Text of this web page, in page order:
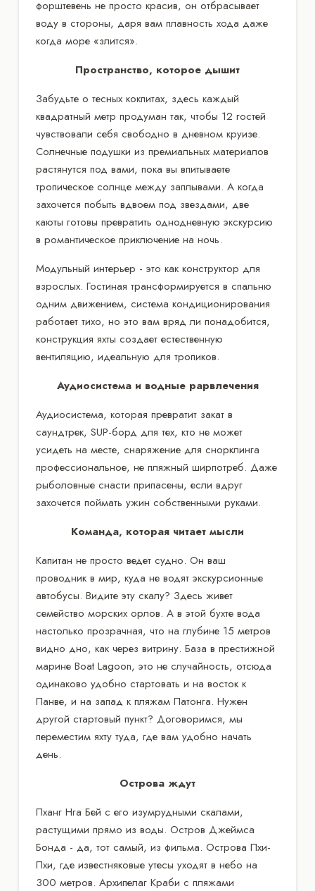
форштевень не просто красив, он отбрасывает
воду в стороны, даря вам плавность хода даже
когда море «злится».
Пространство, которое дышит
Забудьте о тесных кокпитах, здесь каждый
квадратный метр продуман так, чтобы 12 гостей
чувствовали себя свободно в дневном круизе.
Солнечные подушки из премиальных материалов
растянутся под вами, пока вы впитываете
тропическое солнце между заплывами. А когда
захочется побыть вдвоем под звездами, две
каюты готовы превратить однодневную экскурсию
в романтическое приключение на ночь.
Модульный интерьер - это как конструктор для
взрослых. Гостиная трансформируется в спальню
одним движением, система кондиционирования
работает тихо, но это вам вряд ли понадобится,
конструкция яхты создает естественную
вентиляцию, идеальную для тропиков.
Аудиосистема и водные раpвлечения
Аудиосистема, которая превратит закат в
саундтрек, SUP-борд для тех, кто не может
усидеть на месте, снаряжение для снорклинга
профессиональное, не пляжный ширпотреб. Даже
рыболовные снасти припасены, если вдруг
захочется поймать ужин собственными руками.
Команда, которая читает мысли
Капитан не просто ведет судно. Он ваш
проводник в мир, куда не водят экскурсионные
автобусы. Видите эту скалу? Здесь живет
семейство морских орлов. А в этой бухте вода
настолько прозрачная, что на глубине 15 метров
видно дно, как через витрину. База в престижной
марине Boat Lagoon, это не случайность, отсюда
одинаково удобно стартовать и на восток к
Панве, и на запад к пляжам Патонга. Нужен
другой стартовый пункт? Договоримся, мы
переместим яхту туда, где вам удобно начать
день.
Острова ждут
Пханг Нга Бей с его изумрудными скалами,
растущими прямо из воды. Остров Джеймса
Бонда - да, тот самый, из фильма. Острова Пхи-
Пхи, где известняковые утесы уходят в небо на
300 метров. Архипелаг Краби с пляжами